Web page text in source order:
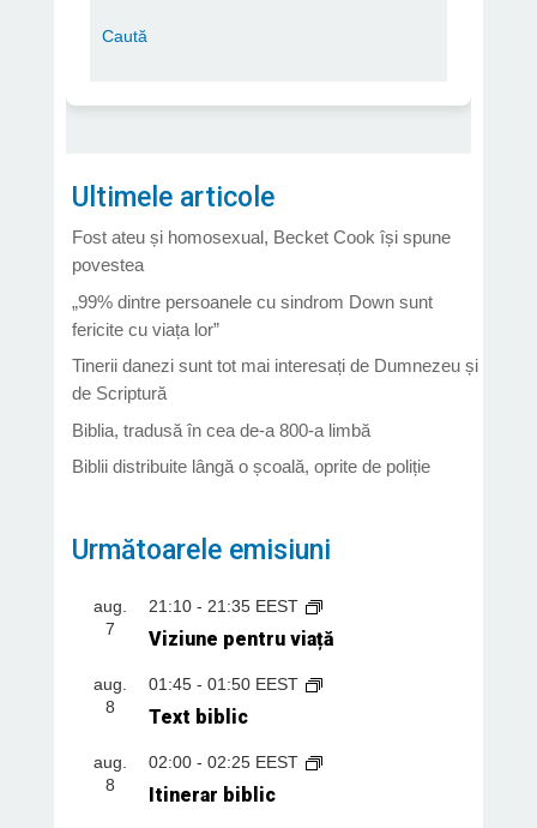
Ultimele articole
Fost ateu și homosexual, Becket Cook își spune
povestea
„99% dintre persoanele cu sindrom Down sunt
fericite cu viața lor”
Tinerii danezi sunt tot mai interesați de Dumnezeu și
de Scriptură
Biblia, tradusă în cea de-a 800-a limbă
Biblii distribuite lângă o școală, oprite de poliție
Următoarele emisiuni
aug.
7
21:10- 21:35 EEST
Viziune pentru viață
aug.
8
01:45- 01:50 EEST
Text biblic
aug.
8
02:00- 02:25 EEST
Itinerar biblic